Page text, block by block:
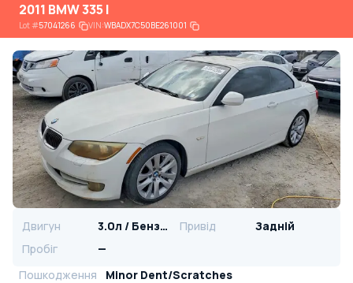
2011 BMW 335 I
Lot#57041266 VIN:WBADX7C50BE261001
Двигун 3.0л / Бензин Привід
Задній
Пробіг
—
Пошкодження
Minor Dent/Scratches